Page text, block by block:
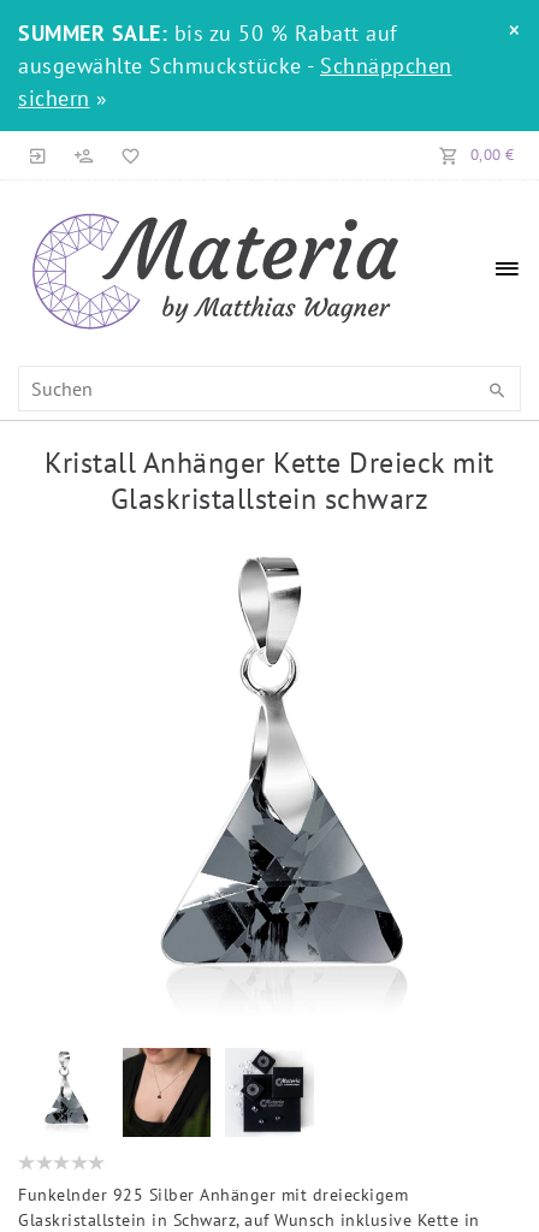
SUMMER SALE: bis zu 50 % Rabatt auf
ausgewählte Schmuckstücke - Schnäppchen
sichern »
×
0,00 €
Kristall Anhänger Kette Dreieck mit
Glaskristallstein schwarz
Funkelnder 925 Silber Anhänger mit dreieckigem
Glaskristallstein in Schwarz, auf Wunsch inklusive Kette in